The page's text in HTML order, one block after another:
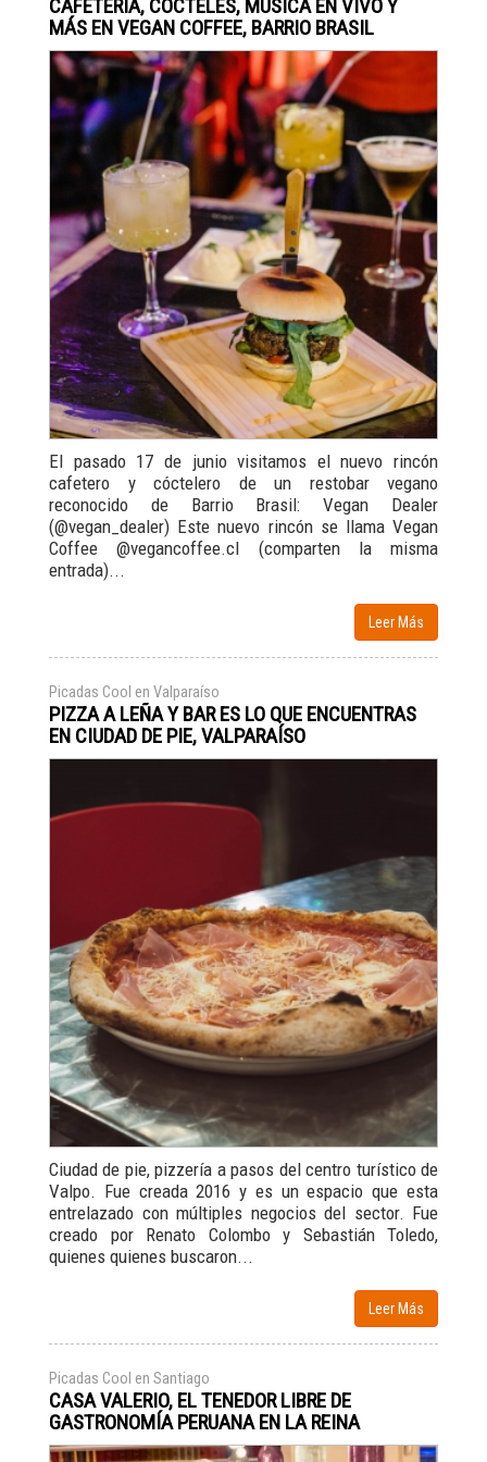
CAFETERÍA, CÓCTELES, MÚSICA EN VIVO Y
MÁS EN VEGAN COFFEE, BARRIO BRASIL
El pasado 17 de junio visitamos el nuevo rincón
cafetero y cóctelero de un restobar vegano
reconocido de Barrio Brasil: Vegan Dealer
(@vegan_dealer) Este nuevo rincón se llama Vegan
Coffee @vegancoffee.cl (compartenla misma
entrada)...
Leer Más
Picadas Cool en Valparaíso
PIZZA A LEÑA Y BAR ES LO QUE ENCUENTRAS
EN CIUDAD DE PIE, VALPARAÍSO
Ciudad de pie, pizzería a pasos del centro turístico de
Valpo. Fue creada 2016 y es un espacio que esta
entrelazado con múltiples negocios del sector. Fue
creado por Renato Colombo y Sebastián Toledo,
quienes quienes buscaron...
Leer Más
Picadas Cool en Santiago
CASA VALERIO, EL TENEDOR LIBRE DE
GASTRONOMÍA PERUANA EN LA REINA